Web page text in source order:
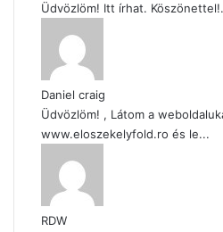
Üdvözlöm! Itt írhat.
Daniel craig
Üdvözlöm! , Látom a
www.eloszekelyfold.ro és le...
RDW